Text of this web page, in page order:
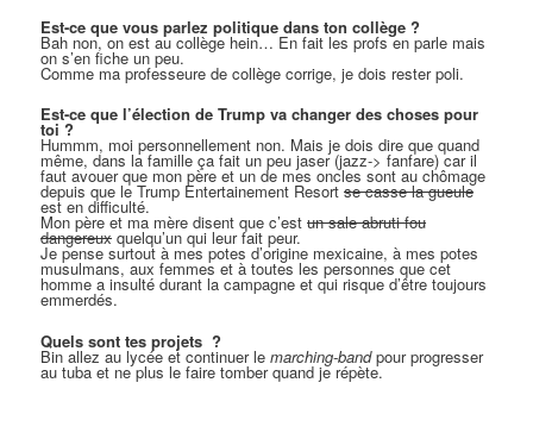
Est-ce que vous parlez politique dans ton collège ?
Bah non, on est au collège hein… En fait les profs en parle mais
on s’en fiche un peu.
Comme ma professeure de collège corrige, je dois rester poli.
Est-ce que l’élection de Trump va changer des choses pour
toi ?
Hummm, moi personnellement non. Mais je dois dire que quand
même, dans la famille ça fait un peu jaser (jazz-> fanfare) car il
faut avouer que mon père et un de mes oncles sont au chômage
depuis que le Trump Entertainement Resortse casse la gueule
est en difficulté.
Mon père et ma mère disent que c’estun sale abruti fou
dangereux quelqu’un qui leur fait peur.
Je pense surtout à mes potes d’origine mexicaine, à mes potes
musulmans, aux femmes et à toutes les personnes que cet
homme a insulté durant la campagne et qui risque d’être toujours
emmerdés.
Quels sont tes projets ?
Bin allez au lycée et continuer lemarching-bandpour progresser
au tuba et ne plus le faire tomber quand je répète.